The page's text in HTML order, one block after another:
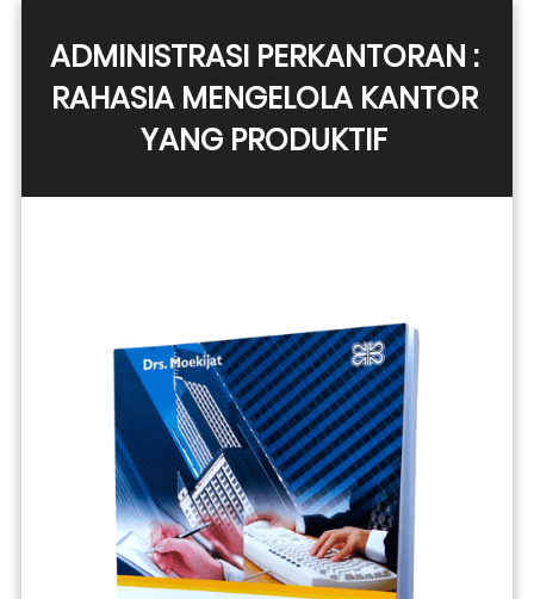
ADMINISTRASI PERKANTORAN :
RAHASIA MENGELOLA KANTOR
YANG PRODUKTIF